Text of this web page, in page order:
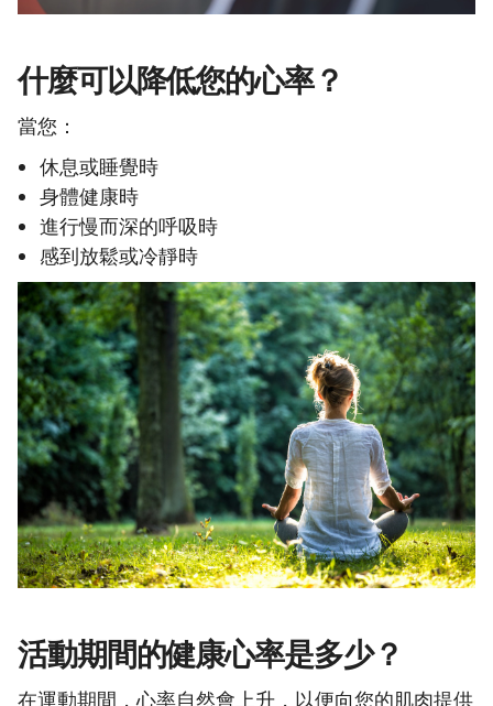
什麼可以降低您的心率？
當您：
休息或睡覺時
身體健康時
進行慢而深的呼吸時
感到放鬆或冷靜時
活動期間的健康心率是多少？
在運動期間，心率自然會上升，以便向您的肌肉提供